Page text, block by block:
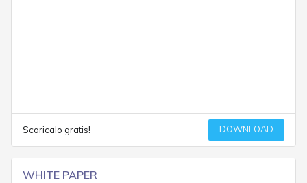
Scaricalo gratis! DOWNLOAD
WHITE PAPER